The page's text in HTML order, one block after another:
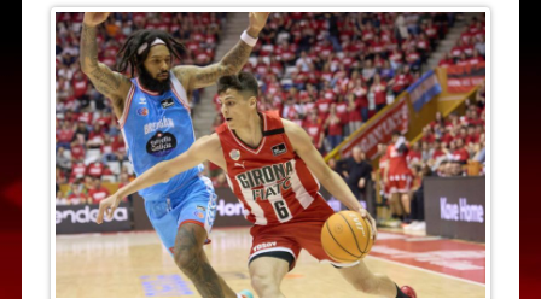
a
t
s
A
p
p
l
e
g
r
a
m
i
t
t
e
r
c
e
b
o
o
k
s
s
e
n
g
e
r
p
y
L
i
n
k
a
i
l
i
n
t
F
r
i
e
n
d
l
y